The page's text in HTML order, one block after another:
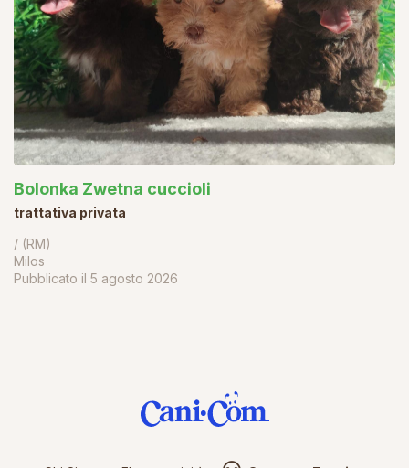
Bolonka Zwetna cuccioli
trattativa privata
/ (RM)
Milos
Pubblicato il 5 agosto 2026